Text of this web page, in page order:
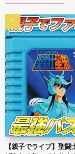
【親子でライブ】聖